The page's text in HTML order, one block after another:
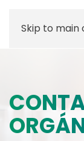
Skip to